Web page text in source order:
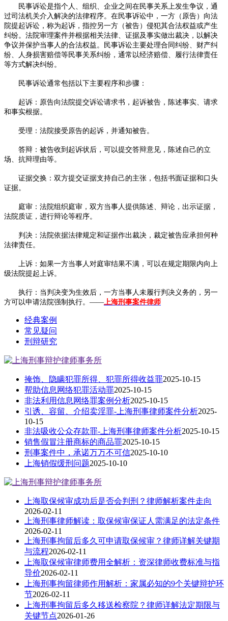
民事诉讼是指个人、组织、企业之间在民事关系上发生争议，通
过司法机关介入解决的法律程序。在民事诉讼中，一方（原告）向法
院提起诉讼，称为起诉，指控另一方（被告）侵犯其合法权益或产生
纠纷。法院审理案件并根据相关法律、证据及事实做出裁决，以解决
争议并保护当事人的合法权益。民事诉讼主要处理合同纠纷、财产纠
纷、人身损害赔偿等民事关系纠纷，通常以经济赔偿、履行法律责任
等方式解决纠纷。
民事诉讼通常包括以下主要程序和步骤：
起诉：原告向法院提交诉讼请求书，起诉被告，陈述事实、请求
和事实根据。
受理：法院接受原告的起诉，并通知被告。
答辩：被告收到起诉状后，可以提交答辩意见，陈述自己的立
场、抗辩理由等。
证据交换：双方提交证据支持自己的主张，包括书面证据和口头
证据。
庭审：法院组织庭审，双方当事人提供陈述、辩论，出示证据，
法院质证，进行辩论等程序。
判决：法院依据法律规定和证据作出裁决，裁定被告应承担何种
法律责任。
上诉：如果一方当事人对庭审结果不满，可以在规定期限内向上
级法院提起上诉。
执行：当判决变为生效后，一方当事人未履行判决义务的，另一
方可以申请法院强制执行。—— 上海刑事案件律师
经典案例
常见疑问
刑辩研究
掩饰、隐瞒犯罪所得、犯罪所得收益罪2025-10-15
帮助信息网络犯罪活动罪2025-10-15
非法利用信息网络罪案例分析2025-10-15
引诱、容留、介绍卖淫罪-上海刑事律师案件分析2025-
10-15
非法吸收公众存款罪-上海刑事律师案件分析2025-10-15
销售假冒注册商标的商品罪2025-10-15
刑事案件中，承诺万万不可信2025-10-10
上海销假缓刑问题2025-10-10
上海取保候审成功后是否会判刑？律师解析案件走向
2026-02-11
上海刑事律师解读：取保候审保证人需满足的法定条件
2026-02-11
上海刑事拘留后多久可申请取保候审？律师详解关键期
与流程2026-02-11
上海取保候审律师费用全解析：资深律师收费标准与指
导价2026-02-11
上海刑事拘留律师作用解析：家属必知的9个关键辩护环
节2026-02-11
上海刑事拘留后多久移送检察院？律师详解法定期限与
关键节点2026-01-26